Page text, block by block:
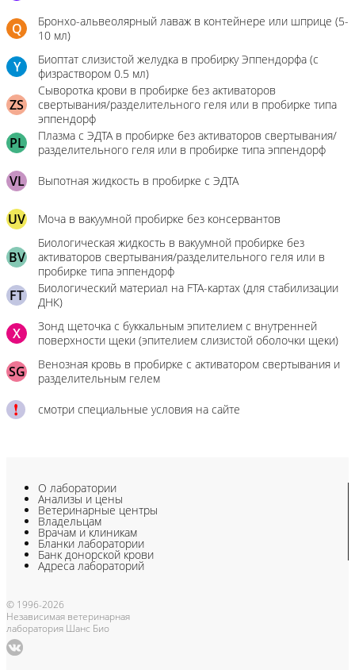
Q
Бронхо-альвеолярный лаваж в контейнере или шприце (5-
10 мл)
Y
Биоптат слизистой желудка в пробирку Эппендорфа (с
физраствором 0.5 мл)
ZS
Сыворотка крови в пробирке без активаторов
свертывания/разделительного геля или в пробирке типа
эппендорф
PL
Плазма с ЭДТА в пробирке без активаторов свертывания/
разделительного геля или в пробирке типа эппендорф
VL Выпотная жидкость в пробирке с ЭДТА
UV Моча в вакуумной пробирке без консервантов
BV
Биологическая жидкость в вакуумной пробирке без
активаторов свертывания/разделительного геля или в
пробирке типа эппендорф
FT
Биологический материал на FTA-картах (для стабилизации
ДНК)
X
Зонд щеточка с буккальным эпителием с внутренней
поверхности щеки (эпителием слизистой оболочки щеки)
SG
Венозная кровь в пробирке с активатором свертывания и
разделительным гелем
смотри специальные условия на сайте
О лаборатории
Анализы и цены
Ветеринарные центры
Владельцам
Врачам и клиникам
Бланки лаборатории
Банк донорской крови
Адреса лабораторий
© 1996-2026
Независимая ветеринарная
лаборатория Шанс Био